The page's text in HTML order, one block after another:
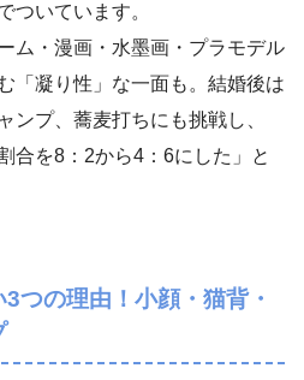
ついています。
ム・漫画・水墨画・プラモデル
「凝り性」な一面も。結婚後は
ンプ、蕎麦打ちにも挑戦し、
合を8：2から4：6にした」と
つの理由！小顔・猫背・